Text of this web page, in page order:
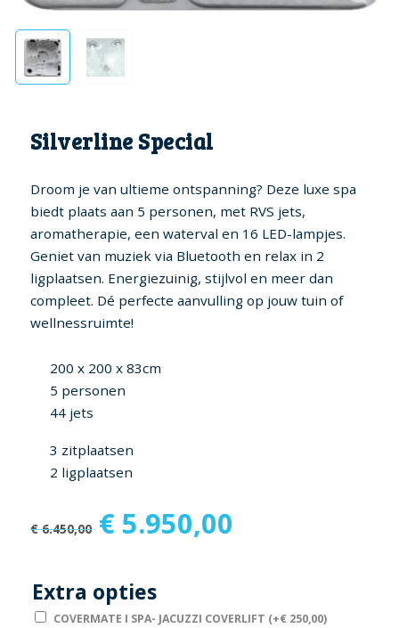
Silverline Special
Droom je van ultieme ontspanning? Deze luxe spa
biedt plaats aan 5 personen, met RVS jets,
aromatherapie, een waterval en 16 LED-lampjes.
Geniet van muziek via Bluetooth en relax in 2
ligplaatsen. Energiezuinig, stijlvol en meer dan
compleet. Dé perfecte aanvulling op jouw tuin of
wellnessruimte!
200 x 200 x 83cm
5 personen
44 jets
3 zitplaatsen
2 ligplaatsen
€6.450,00 Oorspronkelijke
prijs
€ 6.450,00.
€ 5.950,00
Extra opties
COVERMATE I SPA- JACUZZI COVERLIFT (+€ 250,00)